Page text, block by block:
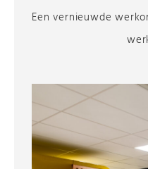
Een vernieuwde